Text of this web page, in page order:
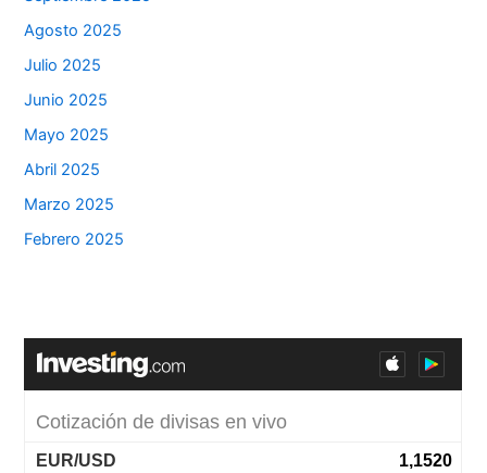
Agosto 2025
Julio 2025
Junio 2025
Mayo 2025
Abril 2025
Marzo 2025
Febrero 2025